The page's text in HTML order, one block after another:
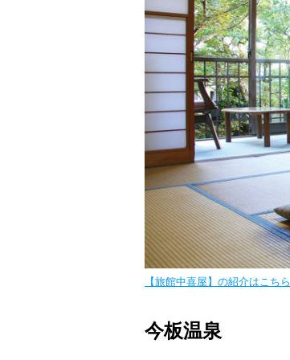
【旅館中喜屋】の紹介はこちら
今板温泉